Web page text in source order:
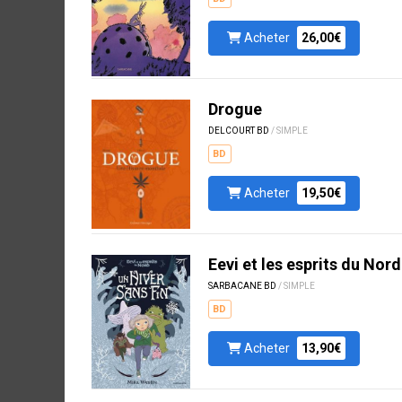
Acheter 26,00€
Drogue
DELCOURT BD / SIMPLE
BD
Acheter 19,50€
Eevi et les esprits du
SARBACANE BD / SIMPLE
BD
Acheter 13,90€